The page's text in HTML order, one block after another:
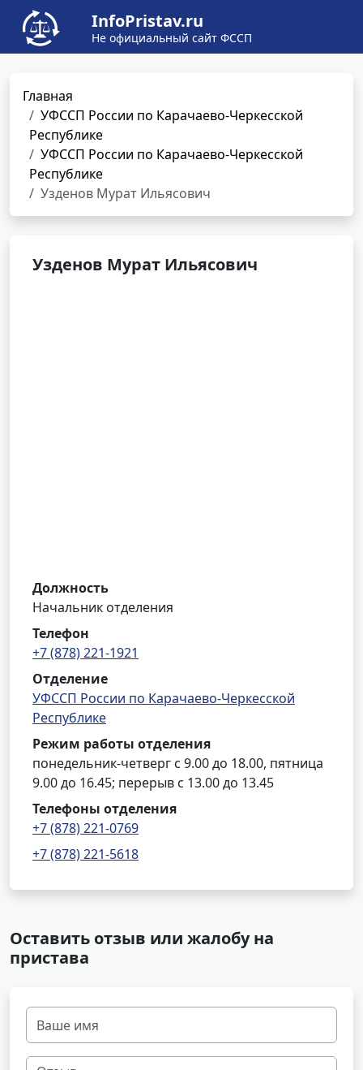
InfoPristav.ru
Не официальный сайт ФССП
Главная
УФССП России по Карачаево-Черкесской
Республике
УФССП России по Карачаево-Черкесской
Республике
Узденов Мурат Ильясович
Узденов Мурат Ильясович
Должность
Начальник отделения
Телефон
+7 (878) 221-1921
Отделение
УФССП России по Карачаево-Черкесской
Республике
Режим работы отделения
понедельник-четверг с 9.00 до 18.00, пятница
9.00 до 16.45; перерыв с 13.00 до 13.45
Телефоны отделения
+7 (878) 221-0769
+7 (878) 221-5618
Оставить отзыв или жалобу на
пристава